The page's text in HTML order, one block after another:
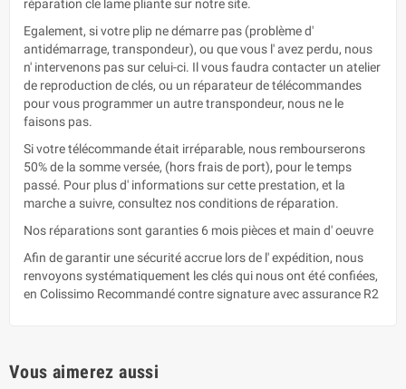
réparation cle lame pliante sur notre site.
Egalement, si votre plip ne démarre pas (problème d'
antidémarrage, transpondeur), ou que vous l' avez perdu, nous
n' intervenons pas sur celui-ci. Il vous faudra contacter un atelier
de reproduction de clés, ou un réparateur de télécommandes
pour vous programmer un autre transpondeur, nous ne le
faisons pas.
Si votre télécommande était irréparable, nous rembourserons
50% de la somme versée, (hors frais de port), pour le temps
passé. Pour plus d' informations sur cette prestation, et la
marche a suivre, consultez nos conditions de réparation.
Nos réparations sont garanties 6 mois pièces et main d' oeuvre
Afin de garantir une sécurité accrue lors de l' expédition, nous
renvoyons systématiquement les clés qui nous ont été confiées,
en Colissimo Recommandé contre signature avec assurance R2
Vous aimerez aussi